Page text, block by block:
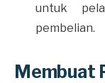
untuk
pembelian.
Membuat